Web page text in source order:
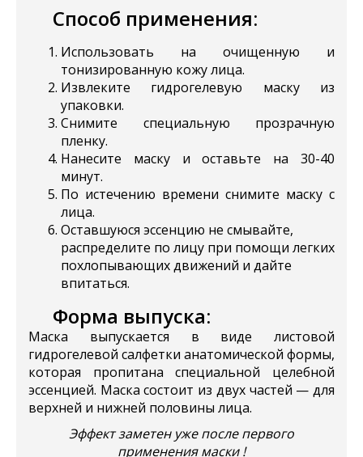
Способ применения:
Использовать на очищенную и
тонизированную кожу лица.
Извлеките гидрогелевую маску из
упаковки.
Снимите специальную прозрачную
пленку.
Нанесите маску и оставьте на 30-40
минут.
По истечению времени снимите маску с
лица.
Оставшуюся эссенцию не смывайте,
распределите по лицу при помощи легких
похлопывающих движений и дайте
впитаться.
Форма выпуска:
Маска выпускается в виде листовой
гидрогелевой салфетки анатомической формы,
которая пропитана специальной целебной
эссенцией. Маска состоит из двух частей — для
верхней и нижней половины лица.
Эффект заметен уже после первого
применения маски !